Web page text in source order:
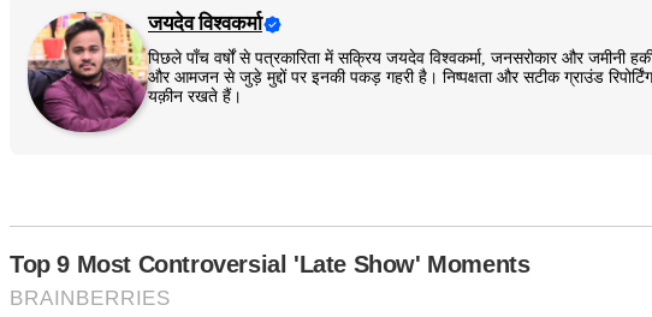
जयदेव विश्वकर्मा
पिछले पाँच वर्षों से पत्रकारिता में सक्रिय जयदेव विश्वकर्मा, जनसरोकार और जमीनी
और आमजन से जुड़े मुद्दों पर इनकी पकड़ गहरी है। निष्पक्षता और सटीक ग्राउंड
यक़ीन रखते हैं।